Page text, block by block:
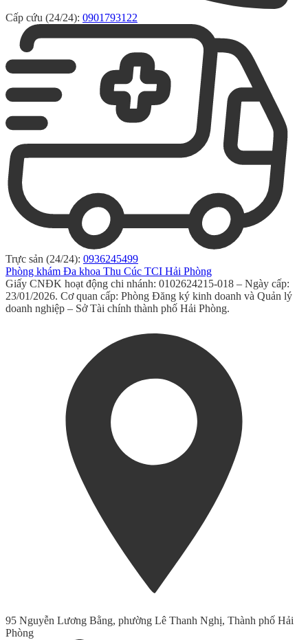
Cấp cứu (24/24): 0901793122
Trực sản (24/24): 0936245499
Phòng khám Đa khoa Thu Cúc TCI Hải Phòng
Giấy CNĐK hoạt động chi nhánh: 0102624215-018 – Ngày cấp:
23/01/2026. Cơ quan cấp: Phòng Đăng ký kinh doanh và Quản lý
doanh nghiệp – Sở Tài chính thành phố Hải Phòng.
95 Nguyễn Lương Bằng, phường Lê Thanh Nghị, Thành phố Hải
Phòng